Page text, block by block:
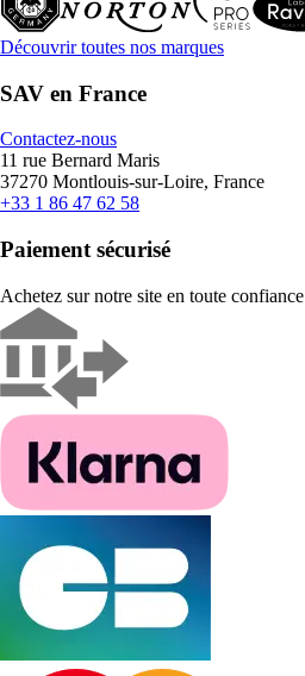
Découvrir toutes nos marques
SAV en France
Contactez-nous
11 rue Bernard Maris
37270 Montlouis-sur-Loire, France
+33 1 86 47 62 58
Paiement sécurisé
Achetez sur notre site en toute confiance